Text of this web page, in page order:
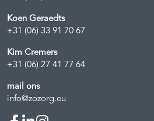
Koen Geraedts
+31 (06) 33 91 70 67
Kim Cremers
+31 (06) 27 41 77 64
mail ons
info@zozorg.eu